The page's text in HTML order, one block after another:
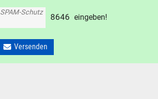
SPAM-Schutz 8646 eingeben!
Versenden